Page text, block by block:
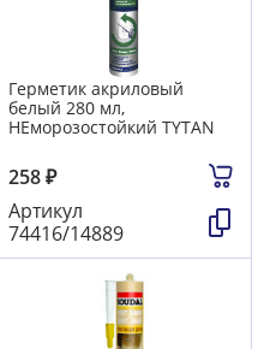
Герметик акриловый
белый 280 мл,
НЕморозостойкий TYTAN
258₽
Артикул
74416/14889